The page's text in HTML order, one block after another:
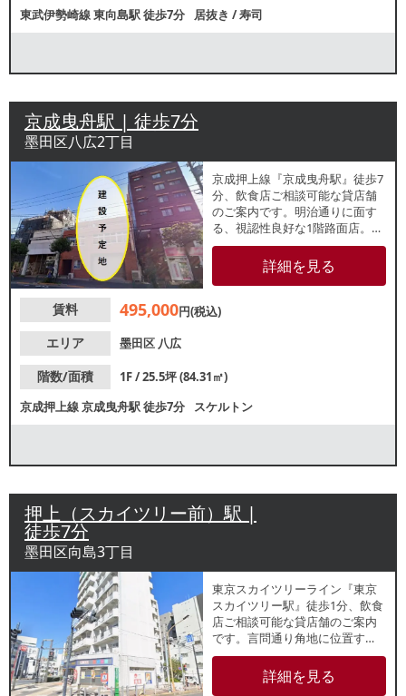
東武伊勢崎線東向島駅徒歩7分 居抜き /寿司
京成曳舟駅 | 徒歩7分
墨田区八広2丁目
京成押上線『京成曳舟駅』徒歩7
分、飲食店ご相談可能な貸店舗
のご案内です。明治通りに面す
る、視認性良好な1階路面店。人
通りの多い通り沿いに位置して
いるため、通行人からの認知が
期待できます。諸条件等、お気
詳細を見る
賃料 495,000円(税込)
エリア
墨田区 八広
階数/面積
1F / 25.5坪 (84.31㎡)
京成押上線京成曳舟駅徒歩7分 スケルトン
押上（スカイツリー前）駅 |
徒歩7分
墨田区向島3丁目
東京スカイツリーライン『東京
スカイツリー駅』徒歩1分、飲食
店ご相談可能な貸店舗のご案内
です。言問通り角地に位置す
る、駅からのアクセス良好な2階
テナント。観光地に近接してい
るため、観光客を中心とした集
詳細を見る